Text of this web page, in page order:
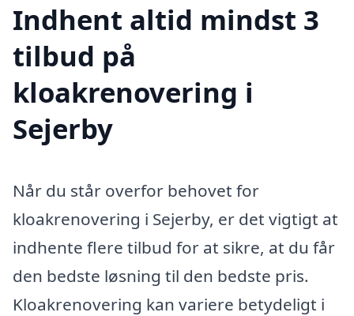
Indhent altid mindst 3
tilbud på
kloakrenovering i
Sejerby
Når du står overfor behovet for
kloakrenovering i Sejerby, er det vigtigt at
indhente flere tilbud for at sikre, at du får
den bedste løsning til den bedste pris.
Kloakrenovering kan variere betydeligt i